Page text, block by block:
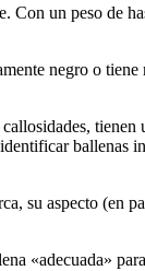
Con un peso de
negro o
ballenas
su aspecto (en
«adecuada»